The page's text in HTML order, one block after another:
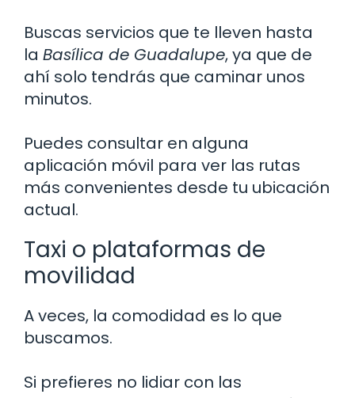
Buscas servicios que te lleven hasta
la Basílica de Guadalupe, ya que de
ahí solo tendrás que caminar unos
minutos.
Puedes consultar en alguna
aplicación móvil para ver las rutas
más convenientes desde tu ubicación
actual.
Taxi o plataformas de
movilidad
A veces, la comodidad es lo que
buscamos.
Si prefieres no lidiar con las